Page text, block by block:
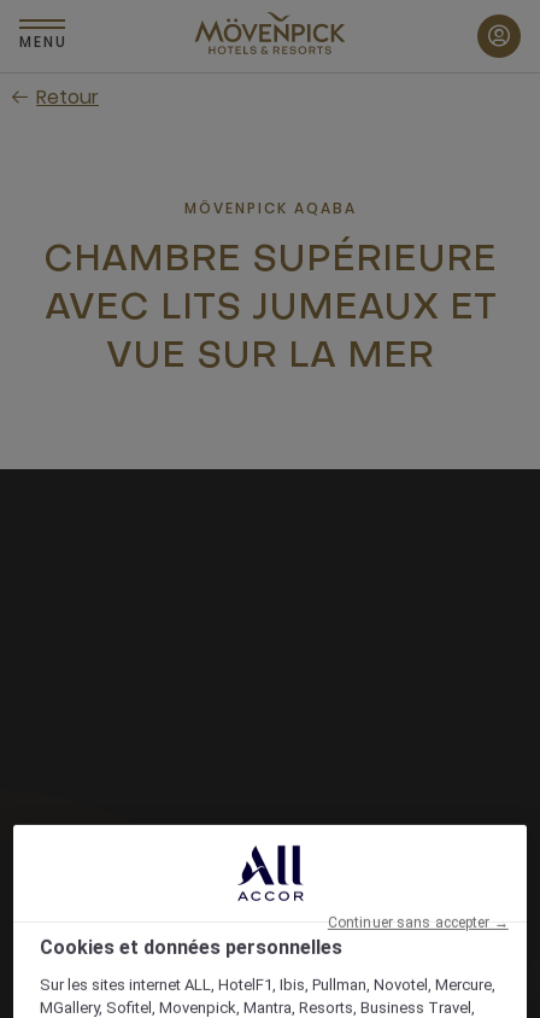
Passer
au
principal
MENU
Retour
MÖVENPICK AQABA
CHAMBRE SUPÉRIEURE
AVEC LITS JUMEAUX ET
VUE SUR LA MER
Cookies et données personnelles
Sur les sites internet ALL, HotelF1, Ibis, Pullman, Novotel, Mercure,
MGallery, Sofitel, Movenpick, Mantra, Resorts, Business Travel,
Continuer sans accepter →